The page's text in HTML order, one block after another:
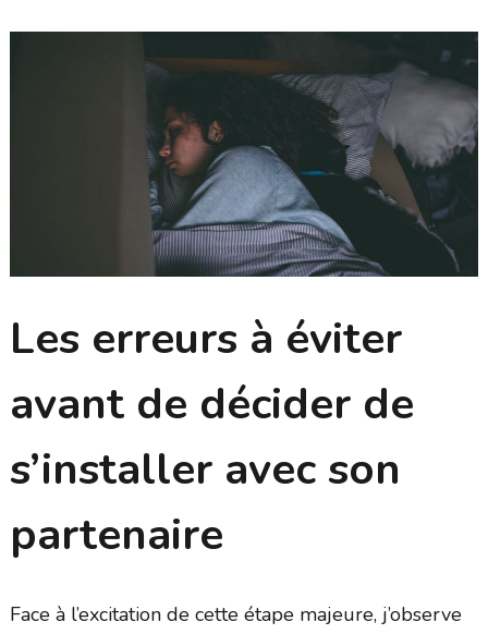
Les erreurs à éviter
avant de décider de
s’installer avec son
partenaire
Face à l’excitation de cette étape majeure, j’observe